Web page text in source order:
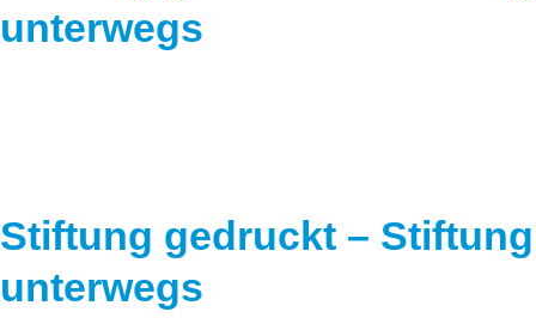
unterwegs
Stiftung gedruckt – Stiftung
unterwegs